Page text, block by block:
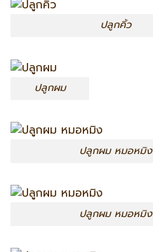
ปลูกคิ้ว
ปลูกผม
ปลูกผม หมอหมิง
ปลูกผม หมอหมิง